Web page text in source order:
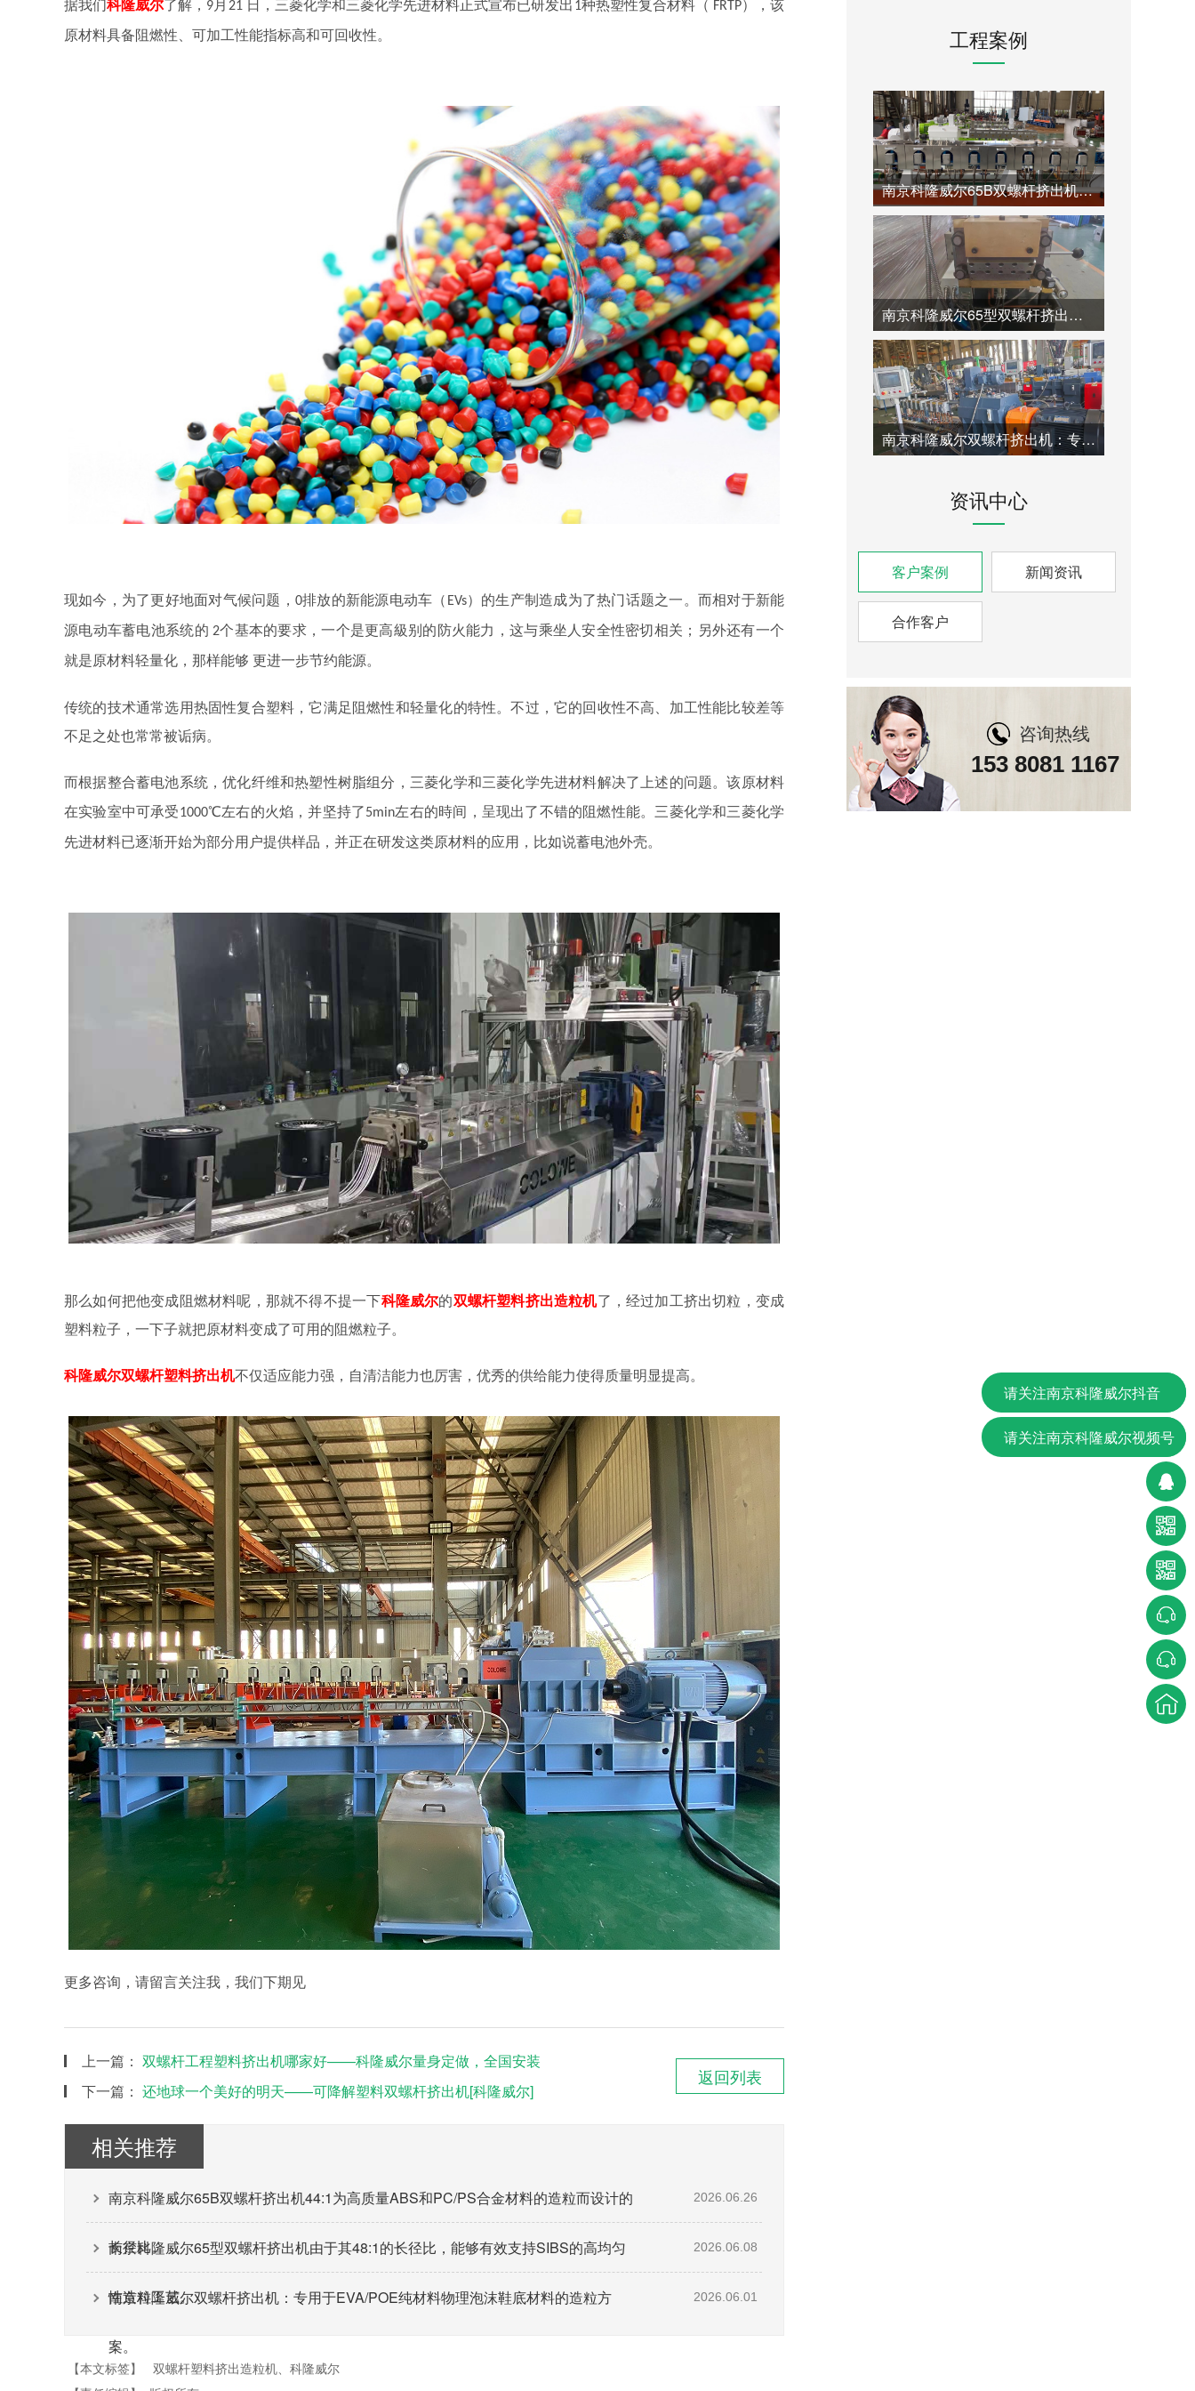
9月 21 日，三菱化学和三菱化学先进材料正式宣布已研发出 1种热塑性复合材料（ FRTP），该
原材料具备阻燃性、可加工性能指标高和可回收性。
现如今，为了更好地面对气候问题， 0排放的新能源电动车（ EVs）的生产制造成为了热门话题之一。而相对于新能
源电动车蓄电池系统的 2个基本的要求，一个是更高級别的防火能力，这与乘坐人安全性密切相关；另外还有一个
就是原材料轻量化，那样能够 更进一步节约能源。
传统的技术通常选用热固性复合塑料，它满足阻燃性和轻量化的特性。不过，它的回收性不高、加工性能比较差等
不足之处也常常被诟病。
而根据整合蓄电池系统，优化纤维和热塑性树脂组分，三菱化学和三菱化学先进材料解决了上述的问题。该原材料
在实验室中可承受1000℃左右的火焰，并坚持了5min左右的時间，呈现出了不错的阻燃性能。三菱化学和三菱化学
先进材料已逐渐开始为部分用户提供样品，并正在研发这类原材料的应用，比如说蓄电池外壳。
那么如何把他变成阻燃材料呢，那就不得不提一下科隆威尔的双螺杆塑料挤出造粒机了，经过加工挤出切粒，变成
塑料粒子，一下子就把原材料变成了可用的阻燃粒子。
科隆威尔双螺杆塑料挤出机不仅适应能力强，自清洁能力也厉害，优秀的供给能力使得质量明显提高。
更多咨询，请留言关注我，我们下期见
上一篇： 双螺杆工程塑料挤出机哪家好——科隆威尔量身定做，全国安装
下一篇： 还地球一个美好的明天——可降解塑料双螺杆挤出机[科隆威尔]
返回列表
相关推荐
南京科隆威尔65B双螺杆挤出机44:1为高质量ABS和PC/PS合金材料的造粒而设计的
长径比。
2026.06.26
南京科隆威尔65型双螺杆挤出机由于其48:1的长径比，能够有效支持SIBS的高均匀
性造粒工艺。
2026.06.08
南京科隆威尔双螺杆挤出机：专用于EVA/POE纯材料物理泡沫鞋底材料的造粒方
案。
2026.06.01
【本文标签】
双螺杆塑料挤出造粒机、科隆威尔
工程案例
南京科隆威尔65B双螺杆挤出机44:1为高质量ABS和PC/PS合金材料的造粒而设计的长径比。
南京科隆威尔65型双螺杆挤出机由于其48:1的长径比，能够有效支持SIBS的高均匀性造粒工艺。
南京科隆威尔双螺杆挤出机：专用于EVA/POE纯材料物理泡沫鞋底材料的造粒方案。
资讯中心
客户案例 新闻资讯
合作客户
咨询热线
153 8081 1167
请关注南京科隆威尔抖音
请关注南京科隆威尔视频号